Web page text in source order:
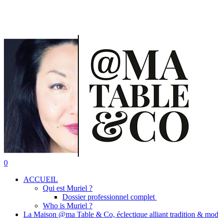
search
0
ACCUEIL
Qui est Muriel ?
Dossier professionnel complet
Who is Muriel ?
La Maison @ma Table & Co, éclectique alliant tradition &